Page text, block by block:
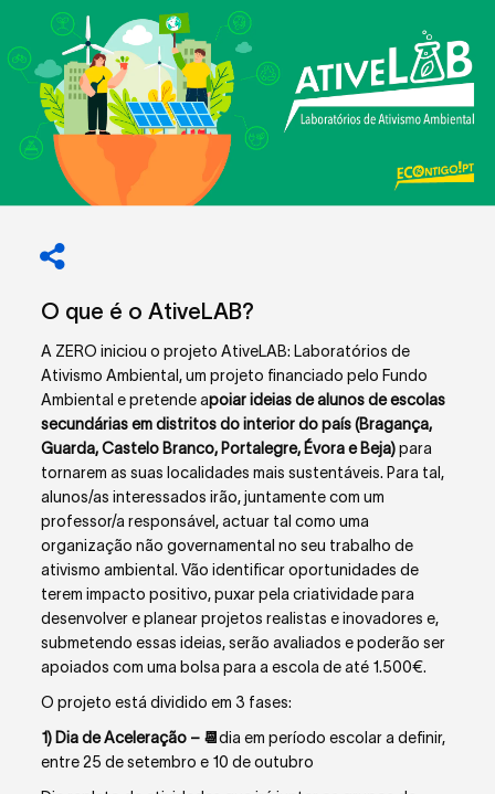
Filtros
O que é o AtiveLAB?
A ZERO iniciou o projeto AtiveLAB: Laboratórios de
Ativismo Ambiental, um projeto financiado pelo Fundo
Ambiental e pretende apoiar ideias de alunos de escolas
secundárias em distritos do interior do país (Bragança,
Guarda, Castelo Branco, Portalegre, Évora e Beja)para
tornarem as suas localidades mais sustentáveis. Para tal,
alunos/as interessados irão, juntamente com um
professor/a responsável, actuar tal como uma
organização não governamental no seu trabalho de
ativismo ambiental. Vão identificar oportunidades de
terem impacto positivo, puxar pela criatividade para
desenvolver e planear projetos realistas e inovadores e,
submetendo essas ideias, serão avaliados e poderão ser
apoiados com uma bolsa para a escola de até 1.500€.
O projeto está dividido em 3 fases:
1) Dia de Aceleração – 📆dia em período escolar a definir,
entre 25 de setembro e 10 de outubro